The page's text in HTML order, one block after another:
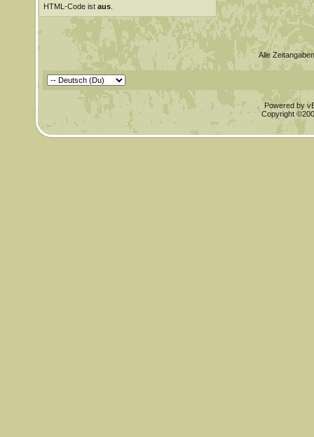
HTML-Code ist aus.
Alle
Powered by
Copyright